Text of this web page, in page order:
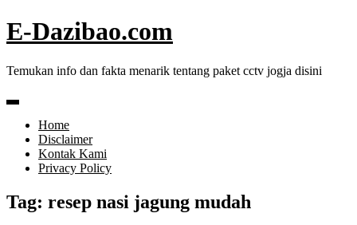
Skip
to
E-Dazibao.com
Temukan info dan fakta menarik tentang paket cctv jogja disini
Home
Disclaimer
Kontak Kami
Privacy Policy
Tag: resep nasi jagung mudah